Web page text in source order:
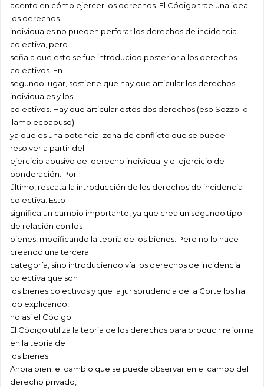
acento en cómo ejercer los derechos. El Código trae una idea:
los derechos
individuales no pueden perforar los derechos de incidencia
colectiva, pero
señala que esto se fue introducido posterior a los derechos
colectivos. En
segundo lugar, sostiene que hay que articular los derechos
individuales y los
colectivos. Hay que articular estos dos derechos (eso Sozzo lo
llamo ecoabuso)
ya que es una potencial zona de conflicto que se puede
resolver a partir del
ejercicio abusivo del derecho individual y el ejercicio de
ponderación. Por
último, rescata la introducción de los derechos de incidencia
colectiva. Esto
significa un cambio importante, ya que crea un segundo tipo
de relación con los
bienes, modificando la teoría de los bienes. Pero no lo hace
creando una tercera
categoría, sino introduciendo vía los derechos de incidencia
colectiva que son
los bienes colectivos y que la jurisprudencia de la Corte los ha
ido explicando,
no así el Código.
El Código utiliza la teoría de los derechos para producir reforma
en la teoría de
los bienes.
Ahora bien, el cambio que se puede observar en el campo del
derecho privado,